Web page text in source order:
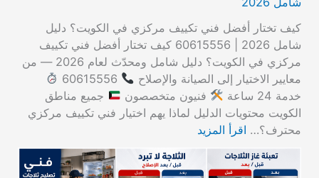
كيف تختار أفضل فني تكييف مركزي في الكويت؟ دليل
شامل 2026 | 60615556 كيف تختار أفضل فني تكييف
مركزي في الكويت؟ دليل شامل ومحدّث لعام 2026 — من
معايير الاختيار إلى الصيانة والإصلاح
خدمة 24 ساعة
فنيون متخصصون
جميع مناطق
الكويت محتويات الدليل لماذا يهم اختيار فني تكييف مركزي
محترف؟… اقرأ المزيد